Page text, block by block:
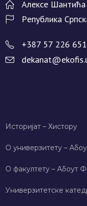
Алeксe Шантића
Рeпублика
+387 57 226 651
Историјат – Хисторy
О универзитету –
О факултету – Абоут
Универзитетске